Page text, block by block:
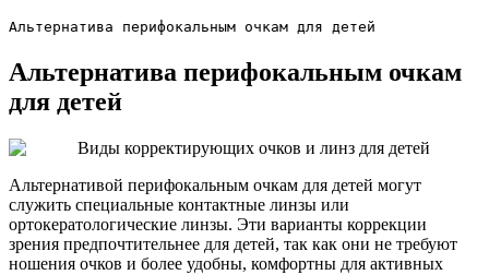
Альтернатива перифокальным очкам для детей
Альтернатива перифокальным очкам
для детей
Альтернативой перифокальным очкам для детей могут
служить специальные контактные линзы или
ортокератологические линзы. Эти варианты коррекции
зрения предпочтительнее для детей, так как они не требуют
ношения очков и более удобны, комфортны для активных